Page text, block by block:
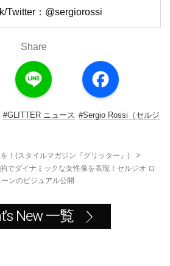
Twitter：@sergiorossi
Share
a
c
o
#GLITTER ニュース #Sergio Rossi（セルジ
！(スタイルマガジン『グリッター』) >
でダイナミックな女性像を表現！セルジオ ロ
ンのビジュアル公開
New 一覧